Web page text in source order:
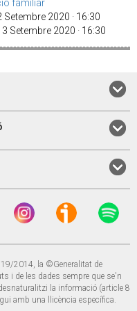
familiar
Setembre 2020 · 16:30
Setembre 2020 · 16:30
19/2014, la ©Generalitat de
i de les dades sempre que se'n
la informació (article 8
amb una llicència específica.